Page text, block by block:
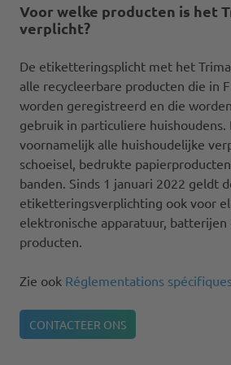
Voor welke producten is het
verplicht?
De etiketteringsplicht met het
alle recycleerbare producten die in
worden geregistreerd en die
gebruik in particuliere huishoudens.
voornamelijk alle huishoudelijke
schoeisel, bedrukte
banden. Sinds 1 januari 2022 geldt
etiketteringsverplichting ook voor
elektronische apparatuur,
producten.
Zie ook Réglementations
CONTACTEER ONS